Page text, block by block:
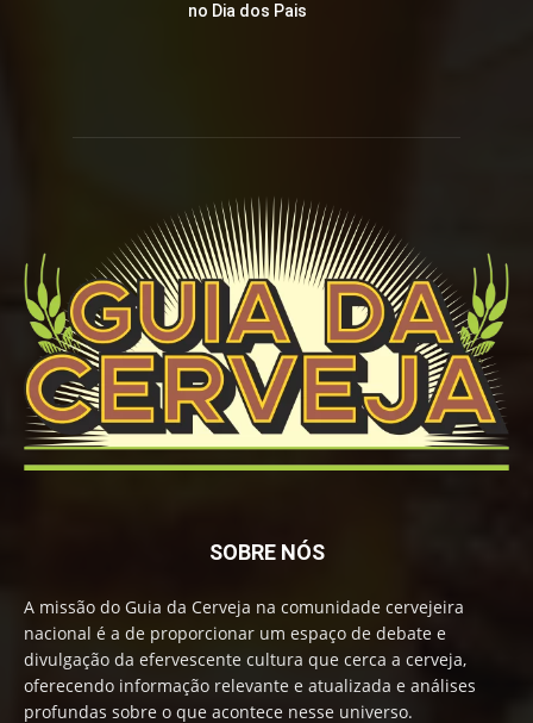
no Dia dos Pais
SOBRE NÓS
A missão do Guia da Cerveja na comunidade cervejeira
nacional é a de proporcionar um espaço de debate e
divulgação da efervescente cultura que cerca a cerveja,
oferecendo informação relevante e atualizada e análises
profundas sobre o que acontece nesse universo.